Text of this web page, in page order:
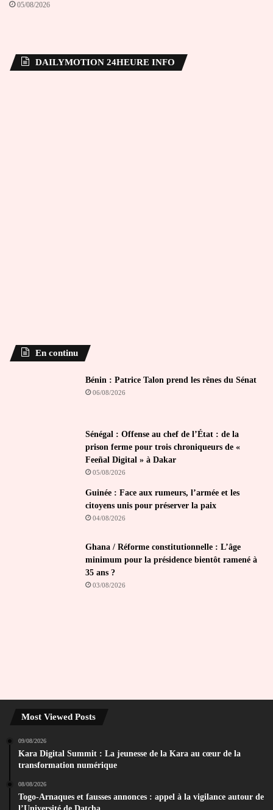
05/08/2026
DAILYMOTION 24HEURE INFO
En continu
Bénin : Patrice Talon prend les rênes du Sénat
06/08/2026
Sénégal : Offense au chef de l’État : de la
prison ferme pour trois chroniqueurs de «
Feeñal Digital » à Dakar
05/08/2026
Guinée : Face aux rumeurs, l’armée et les
citoyens unis pour préserver la paix
04/08/2026
Ghana / Réforme constitutionnelle : L’âge
minimum pour la présidence bientôt ramené à
35 ans ?
03/08/2026
Most Viewed Posts
09/08/2026
Kara Digital Summit : La jeunesse de la Kara au cœur de la
transformation numérique
08/08/2026
Togo-Arnaques et fausses annonces : appel à la vigilance autour de